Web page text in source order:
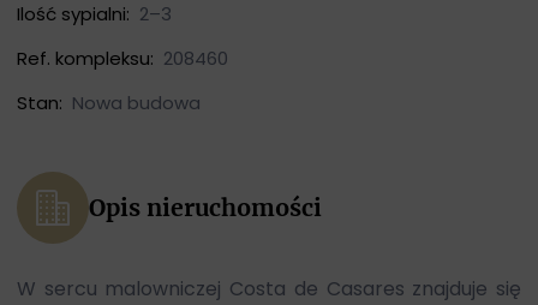
Ilość sypialni: 2–3
Ref. kompleksu: 208460
Stan: Nowa budowa
Opis nieruchomości
W sercu malowniczej Costa de Casares znajduje się